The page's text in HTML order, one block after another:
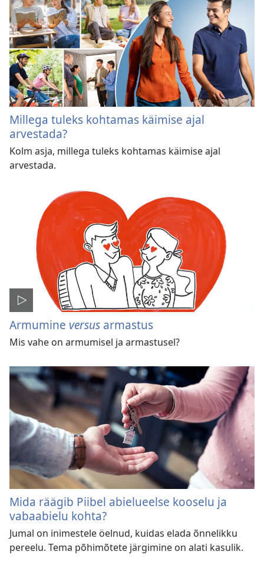
Millega tuleks kohtamas käimise ajal
arvestada?
Kolm asja, millega tuleks kohtamas käimise ajal
arvestada.
Armumine versus armastus
Mis vahe on armumisel ja armastusel?
Mida räägib Piibel abielueelse kooselu ja
vabaabielu kohta?
Jumal on inimestele öelnud, kuidas elada õnnelikku
pereelu. Tema põhimõtete järgimine on alati kasulik.